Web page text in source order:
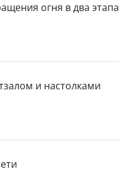
огня в два этапа
и настолками